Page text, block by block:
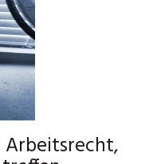
Arbeitsrecht,